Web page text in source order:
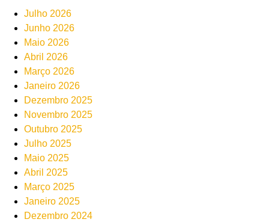
Julho 2026
Junho 2026
Maio 2026
Abril 2026
Março 2026
Janeiro 2026
Dezembro 2025
Novembro 2025
Outubro 2025
Julho 2025
Maio 2025
Abril 2025
Março 2025
Janeiro 2025
Dezembro 2024